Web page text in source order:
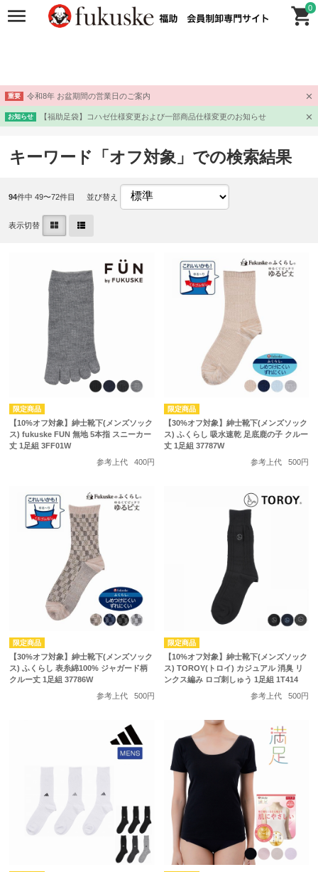
重要 令和8年 お盆期間の営業日のご案内
お知らせ 【福助足袋】コハゼ仕様変更および一部商品仕様変更のお知らせ
0
キーワード「オフ対象」での検索結果
94件中 49〜72件目 並び替え
表示切替
【10%オフ対象】紳士靴下(メンズソック
ス) fukuske FUN 無地 5本指 スニーカー
丈 1足組 3FF01W
参考上代
400円
【30%オフ対象】紳士靴下(メンズソック
ス) ふくらし 吸水速乾 足底鹿の子 クルー
丈 1足組 37787W
参考上代
500円
【30%オフ対象】紳士靴下(メンズソック
ス) ふくらし 表糸綿100% ジャガード柄
クルー丈 1足組 37786W
参考上代
500円
【10%オフ対象】紳士靴下(メンズソック
ス) TOROY(トロイ) カジュアル 消臭 リ
ンクス編み ロゴ刺しゅう 1足組 1T414
参考上代
500円